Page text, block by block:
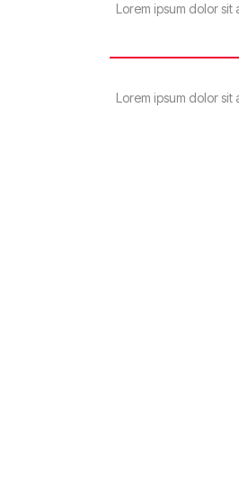
Lorem ipsum dolor
Lorem ipsum dolor